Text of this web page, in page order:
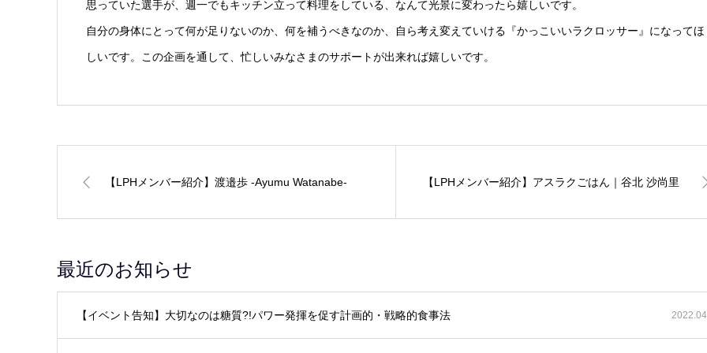
思っていた選手が、週一でもキッチン立って料理をしている、なんて光景に変わったら嬉しいです。
自分の身体にとって何が足りないのか、何を補うべきなのか、自ら考え変えていける『かっこいいラクロッサー』になってほ
しいです。この企画を通して、忙しいみなさまのサポートが出来れば嬉しいです。
【LPHメンバー紹介】渡邉歩 -Ayumu Watanabe- 【LPHメンバー紹介】アスラクごはん｜谷北 沙尚里
最近のお知らせ
【イベント告知】大切なのは糖質?!パワー発揮を促す計画的・戦略的食事法